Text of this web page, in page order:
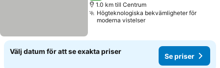
1.0 km till Centrum
Högteknologiska bekvämligheter för
moderna vistelser
Välj datum för att se exakta priser
Se priser